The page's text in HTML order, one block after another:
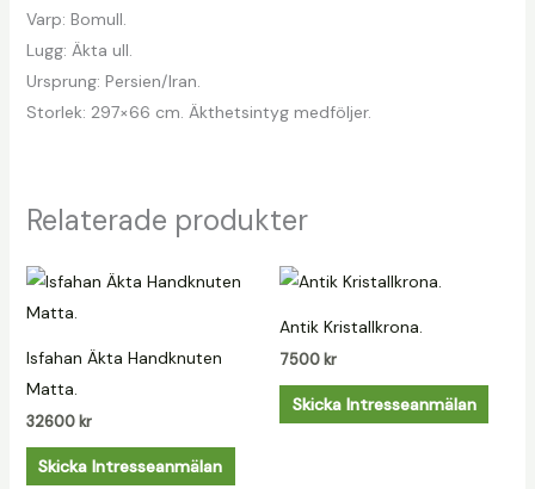
Varp: Bomull.
Lugg: Äkta ull.
Ursprung: Persien/Iran.
Storlek: 297×66 cm. Äkthetsintyg medföljer.
Relaterade produkter
Isfahan Äkta Handknuten
Matta.
32600 kr
Skicka Intresseanmälan
Antik Kristallkrona.
7500 kr
Skicka Intresseanmälan